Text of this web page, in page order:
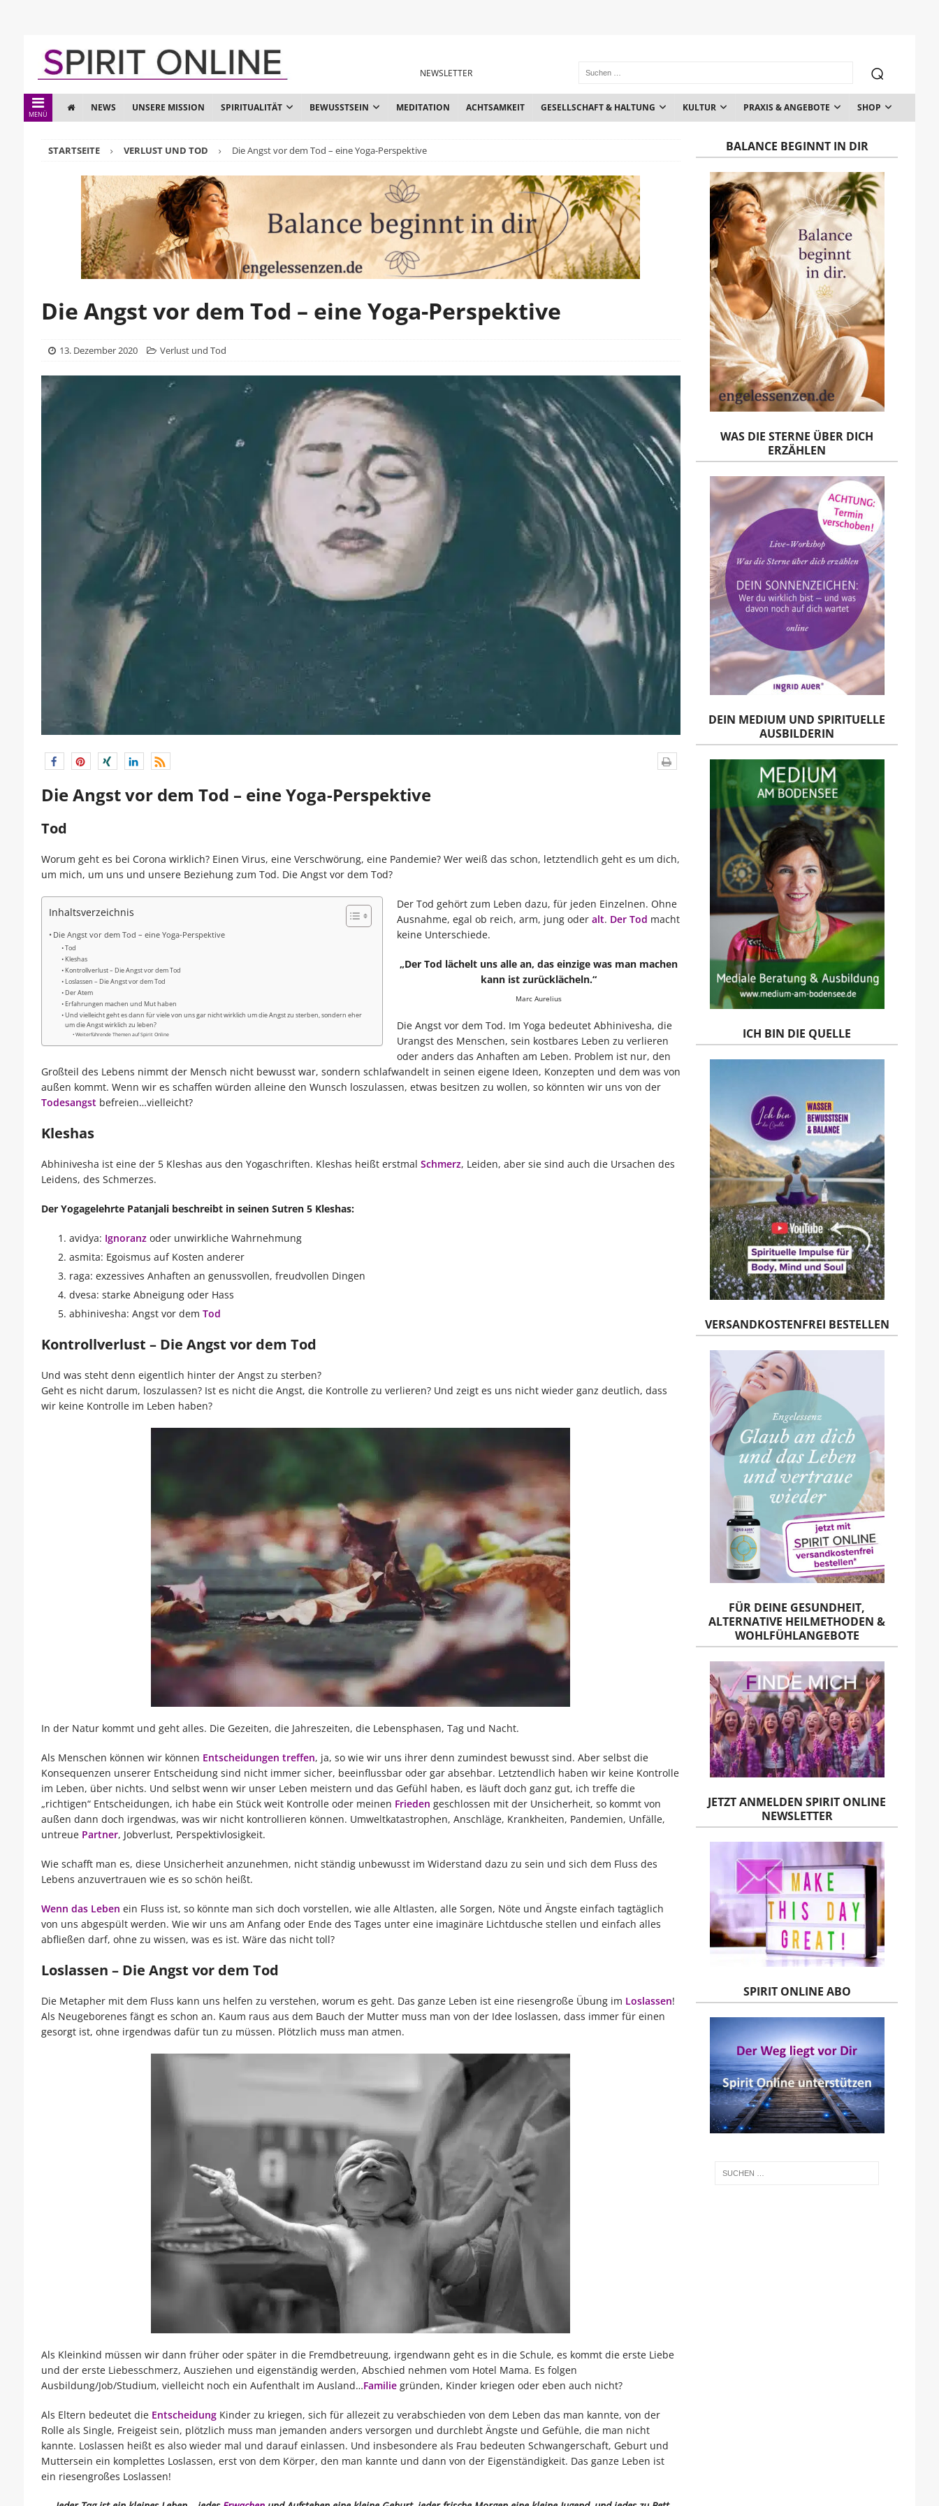
NEWSLETTER
MENÜ
NEWS UNSERE MISSION SPIRITUALITÄT BEWUSSTSEIN MEDITATION ACHTSAMKEIT GESELLSCHAFT & HALTUNG KULTUR PRAXIS & ANGEBOTE SHOP
STARTSEITE VERLUST UND TOD Die Angst vor dem Tod – eine Yoga-Perspektive
Die Angst vor dem Tod – eine Yoga-Perspektive
13. Dezember 2020 Verlust und Tod
Die Angst vor dem Tod – eine Yoga-Perspektive
Tod
Worum geht es bei Corona wirklich? Einen Virus, eine Verschwörung, eine Pandemie? Wer weiß das schon, letztendlich geht es um dich,
um mich, um uns und unsere Beziehung zum Tod. Die Angst vor dem Tod?
Inhaltsverzeichnis
Die Angst vor dem Tod – eine Yoga-Perspektive
Tod
Kleshas
Kontrollverlust – Die Angst vor dem Tod
Loslassen – Die Angst vor dem Tod
Der Atem
Erfahrungen machen und Mut haben
Und vielleicht geht es dann für viele von uns gar nicht wirklich um die Angst zu sterben, sondern eher
um die Angst wirklich zu leben?
Weiterführende Themen auf Spirit Online
Der Tod gehört zum Leben dazu, für jeden Einzelnen. Ohne
Ausnahme, egal ob reich, arm, jung oder alt. Der Tod macht
keine Unterschiede.
„Der Tod lächelt uns alle an, das einzige was man machen
kann ist zurücklächeln.“
Marc Aurelius
Die Angst vor dem Tod. Im Yoga bedeutet Abhinivesha, die
Urangst des Menschen, sein kostbares Leben zu verlieren
oder anders das Anhaften am Leben. Problem ist nur, den
Großteil des Lebens nimmt der Mensch nicht bewusst war, sondern schlafwandelt in seinen eigene Ideen, Konzepten und dem was von
außen kommt. Wenn wir es schaffen würden alleine den Wunsch loszulassen, etwas besitzen zu wollen, so könnten wir uns von der
Todesangstbefreien…vielleicht?
Kleshas
Abhinivesha ist eine der 5 Kleshas aus den Yogaschriften. Kleshas heißt erstmal Schmerz, Leiden, aber sie sind auch die Ursachen des
Leidens, des Schmerzes.
Der Yogagelehrte Patanjali beschreibt in seinen Sutren 5 Kleshas:
avidya: Ignoranzoder unwirkliche Wahrnehmung
asmita: Egoismus auf Kosten anderer
raga: exzessives Anhaften an genussvollen, freudvollen Dingen
dvesa: starke Abneigung oder Hass
abhinivesha: Angst vor dem Tod
Kontrollverlust – Die Angst vor dem Tod
Und was steht denn eigentlich hinter der Angst zu sterben?
Geht es nicht darum, loszulassen? Ist es nicht die Angst, die Kontrolle zu verlieren? Und zeigt es uns nicht wieder ganz deutlich, dass
wir keine Kontrolle im Leben haben?
In der Natur kommt und geht alles. Die Gezeiten, die Jahreszeiten, die Lebensphasen, Tag und Nacht.
Als Menschen können wir können Entscheidungen treffen, ja, so wie wir uns ihrer denn zumindest bewusst sind. Aber selbst die
Konsequenzen unserer Entscheidung sind nicht immer sicher, beeinflussbar oder gar absehbar. Letztendlich haben wir keine Kontrolle
im Leben, über nichts. Und selbst wenn wir unser Leben meistern und das Gefühl haben, es läuft doch ganz gut, ich treffe die
„richtigen“ Entscheidungen, ich habe ein Stück weit Kontrolle oder meinen Frieden geschlossen mit der Unsicherheit, so kommt von
außen dann doch irgendwas, was wir nicht kontrollieren können. Umweltkatastrophen, Anschläge, Krankheiten, Pandemien, Unfälle,
untreue Partner, Jobverlust, Perspektivlosigkeit.
Wie schafft man es, diese Unsicherheit anzunehmen, nicht ständig unbewusst im Widerstand dazu zu sein und sich dem Fluss des
Lebens anzuvertrauen wie es so schön heißt.
Wenn das Leben ein Fluss ist, so könnte man sich doch vorstellen, wie alle Altlasten, alle Sorgen, Nöte und Ängste einfach tagtäglich
von uns abgespült werden. Wie wir uns am Anfang oder Ende des Tages unter eine imaginäre Lichtdusche stellen und einfach alles
abfließen darf, ohne zu wissen, was es ist. Wäre das nicht toll?
Loslassen – Die Angst vor dem Tod
Die Metapher mit dem Fluss kann uns helfen zu verstehen, worum es geht. Das ganze Leben ist eine riesengroße Übung im Loslassen!
Als Neugeborenes fängt es schon an. Kaum raus aus dem Bauch der Mutter muss man von der Idee loslassen, dass immer für einen
gesorgt ist, ohne irgendwas dafür tun zu müssen. Plötzlich muss man atmen.
Als Kleinkind müssen wir dann früher oder später in die Fremdbetreuung, irgendwann geht es in die Schule, es kommt die erste Liebe
und der erste Liebesschmerz, Ausziehen und eigenständig werden, Abschied nehmen vom Hotel Mama. Es folgen
Ausbildung/Job/Studium, vielleicht noch ein Aufenthalt im Ausland…Familiegründen, Kinder kriegen oder eben auch nicht?
Als Eltern bedeutet die EntscheidungKinder zu kriegen, sich für allezeit zu verabschieden von dem Leben das man kannte, von der
Rolle als Single, Freigeist sein, plötzlich muss man jemanden anders versorgen und durchlebt Ängste und Gefühle, die man nicht
kannte. Loslassen heißt es also wieder mal und darauf einlassen. Und insbesondere als Frau bedeuten Schwangerschaft, Geburt und
Muttersein ein komplettes Loslassen, erst von dem Körper, den man kannte und dann von der Eigenständigkeit. Das ganze Leben ist
ein riesengroßes Loslassen!
BALANCE BEGINNT IN DIR
WAS DIE STERNE ÜBER DICH
ERZÄHLEN
DEIN MEDIUM UND SPIRITUELLE
AUSBILDERIN
ICH BIN DIE QUELLE
VERSANDKOSTENFREI BESTELLEN
FÜR DEINE GESUNDHEIT,
ALTERNATIVE HEILMETHODEN &
WOHLFÜHLANGEBOTE
JETZT ANMELDEN SPIRIT ONLINE
NEWSLETTER
SPIRIT ONLINE ABO